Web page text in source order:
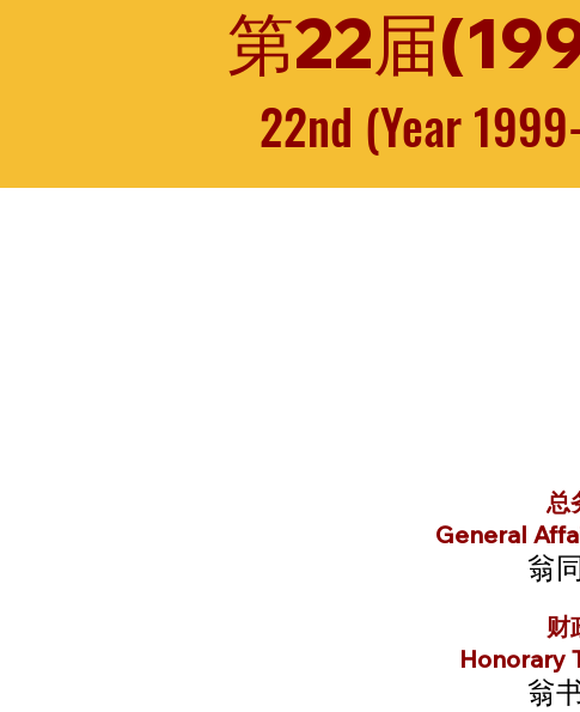
第22届
22nd (Year
总
General
翁
财
Honorary
翁